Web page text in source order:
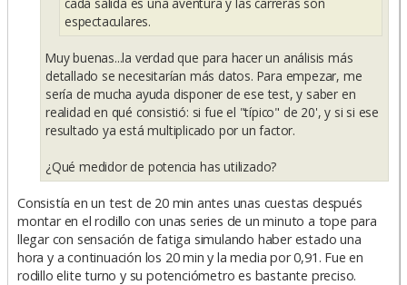
espectaculares.
Muy buenas...la verdad que para hacer un análisis más
detallado se necesitarían más datos. Para empezar, me
sería de mucha ayuda disponer de ese test, y saber en
realidad en qué consistió: si fue el "típico" de 20', y si si ese
resultado ya está multiplicado por un factor.
¿Qué medidor de potencia has utilizado?
Consistía en un test de 20 min antes unas cuestas después
montar en el rodillo con unas series de un minuto a tope para
llegar con sensación de fatiga simulando haber estado una
hora y a continuación los 20 min y la media por 0,91. Fue en
rodillo elite turno y su potenciómetro es bastante preciso.